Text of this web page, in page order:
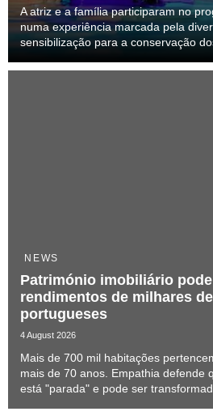
A atriz e a família participaram no
numa experiência marcada pela
sensibilização para a conservação
NEWS
Património imobiliário
rendimentos de milhares
portugueses
4 August 2026
Mais de 700 mil habitações
mais de 70 anos. Empathia defende
está "parada" e pode ser